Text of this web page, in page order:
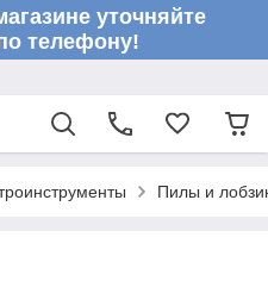
уточняйте
телефону!
Пилы и